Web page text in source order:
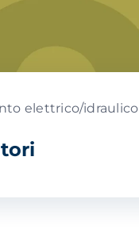
elettrico/idraulico